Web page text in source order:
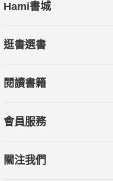
Hami書城
逛書選書
閱讀書籍
會員服務
關注我們